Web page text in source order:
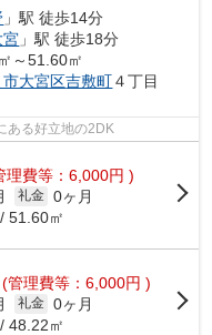
」駅 徒歩14分
宮 」駅 徒歩18分
～51.60㎡
市大宮区吉敷町４丁目
ある好立地の2DK
理費等：6,000円 )
礼金 0ヶ月
51.60㎡
(管理費等：6,000円 )
礼金 0ヶ月
48.22㎡